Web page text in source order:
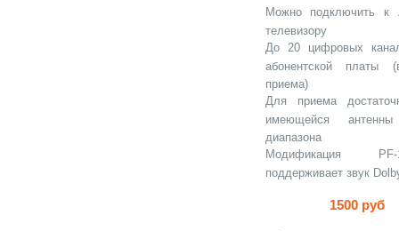
Можно подключить к
телевизору
До 20 цифровых
абонентской платы
приема)
Для приема
имеющейся
диапазона
Модификация PF-
поддерживает звук
1500 руб